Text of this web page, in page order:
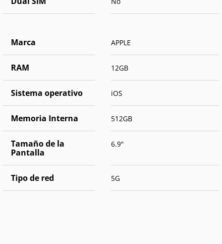
Marca APPLE
RAM 12GB
Sistema operativo iOS
Memoria Interna 512GB
Tamaño de la
Pantalla
6.9"
Tipo de red 5G